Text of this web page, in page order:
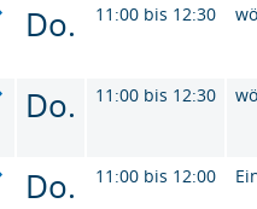
Do. 11:00 bis 12:30
Do. 11:00 bis 12:30
Do. 11:00 bis 12:00